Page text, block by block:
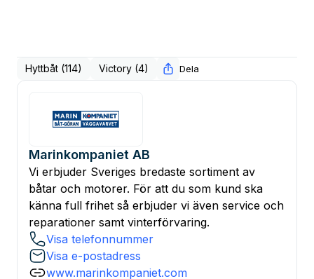
Hyttbåt (114) Victory (4) Dela
Marinkompaniet AB
Vi erbjuder Sveriges bredaste sortiment av
båtar och motorer. För att du som kund ska
känna full frihet så erbjuder vi även service och
reparationer samt vinterförvaring.
Visa telefonnummer
Visa e-postadress
www.marinkompaniet.com